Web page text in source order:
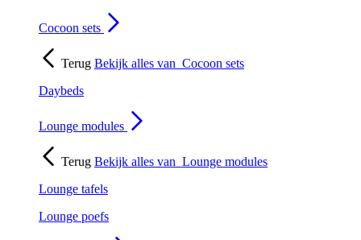
Cocoon sets
Terug Bekijk alles van Cocoon sets
Daybeds
Lounge modules
Terug Bekijk alles van Lounge modules
Lounge tafels
Lounge poefs